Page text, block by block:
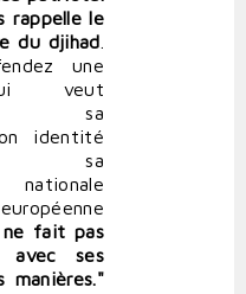
rappelle le
du djihad
une
veut
sa
identité
sa
nationale
ne fait pas
avec ses
manières."